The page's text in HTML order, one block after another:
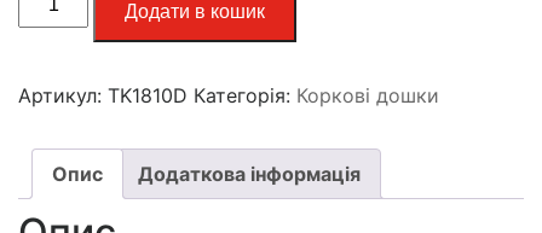
Додати в кошик
Артикул: TK1810D Категорія: Коркові дошки
Опис Додаткова інформація